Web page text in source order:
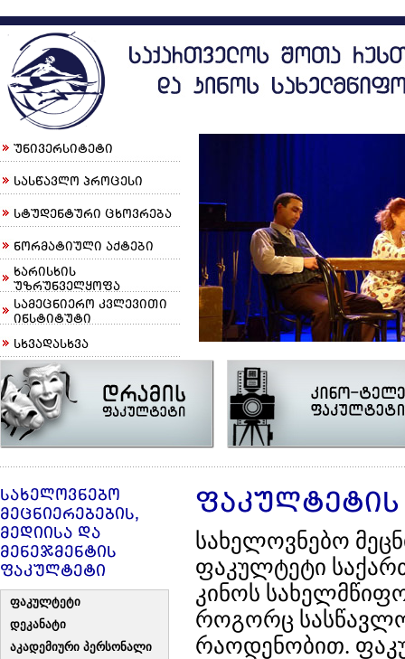
უნივერსიტეტი
სასწავლო პროცესი
სტუდენტური ცხოვრება
ნორმატიული აქტები
ხარისხის
უზრუნველყოფა
სამეცნიერო კვლევითი
ინსტიტუტი
სხვადასხვა
სახელოვნებო
მეცნიერებების,
მედიისა და
მენეჯმენტის
ფაკულტეტი
ფაკულტეტი
დეკანატი
აკადემიური პერსონალი
ფაკულტეტის
სახელოვნებო
ფაკულტეტი
კინოს
როგორც
რაოდენობით.